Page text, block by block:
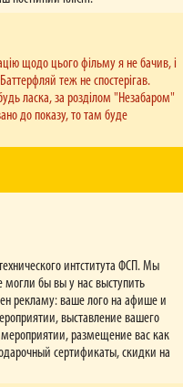
щодо цього фільму я не бачив, і
теж не спостерігав.
ласка, за розділом "Незабаром"
до показу, то там буде
интститута ФСП. Мы
бы вы у нас выступить
рекламу: ваше лого на афише и
выставление вашего
размещение вас как
сертификаты, скидки на